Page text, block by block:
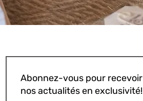
Abonnez-vous pour recevoir
nos actualités en exclusivité!